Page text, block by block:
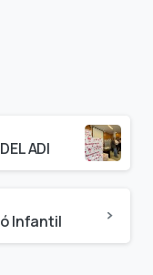
ADI
Infantil